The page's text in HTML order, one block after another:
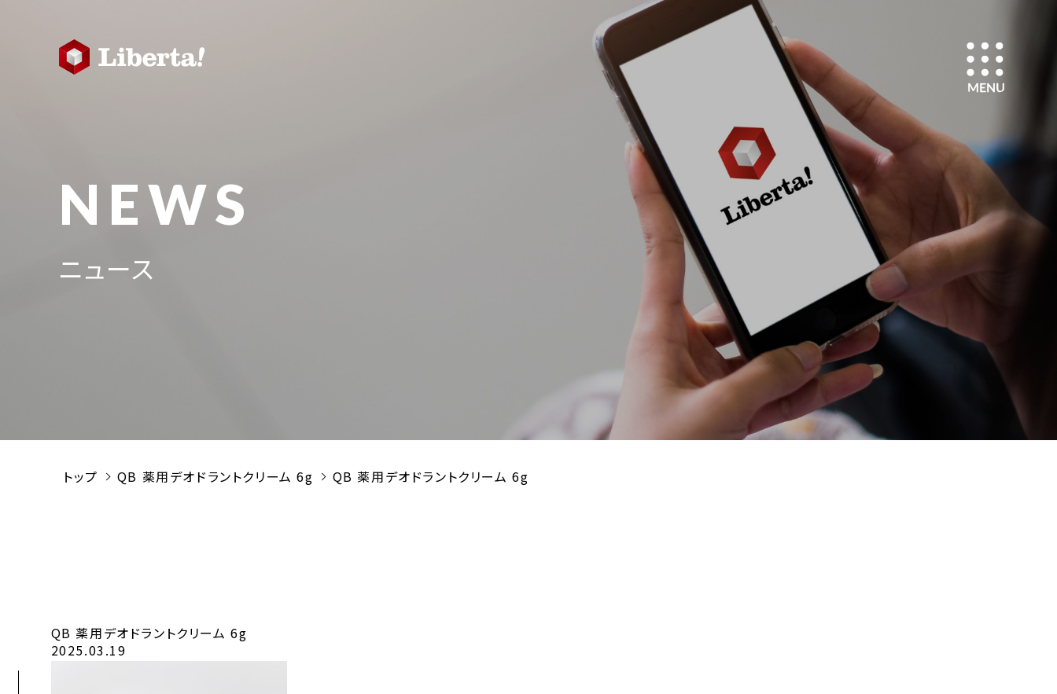
NEWS
ニュース
トップ QB 薬用デオドラントクリーム 6g QB 薬用デオドラントクリーム 6g
QB 薬用デオドラントクリーム 6g
2025.03.19